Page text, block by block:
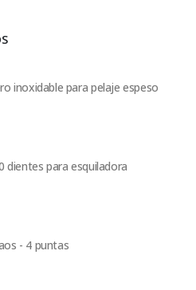
inoxidable para pelaje espeso
dientes para esquiladora
- 4 puntas